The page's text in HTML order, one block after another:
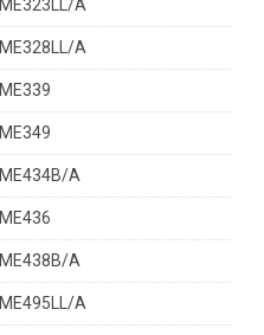
ME323LL/A
ME328LL/A
ME339
ME349
ME434B/A
ME436
ME438B/A
ME495LL/A